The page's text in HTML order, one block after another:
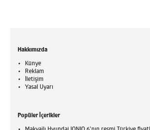
Hakkımızda
Künye
Reklam
İletişim
Yasal Uyarı
Popüler İçerikler